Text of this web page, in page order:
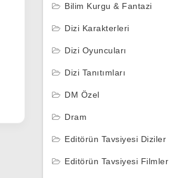
Bilim Kurgu & Fantazi
Dizi Karakterleri
Dizi Oyuncuları
Dizi Tanıtımları
DM Özel
Dram
Editörün Tavsiyesi Diziler
Editörün Tavsiyesi Filmler